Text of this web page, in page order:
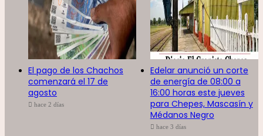
El pago de los Chachos
comenzará el 17 de
agosto
hace 2 días
Edelar anunció un corte
de energía de 08:00 a
16:00 horas este jueves
para Chepes, Mascasín y
Médanos Negro
hace 3 días